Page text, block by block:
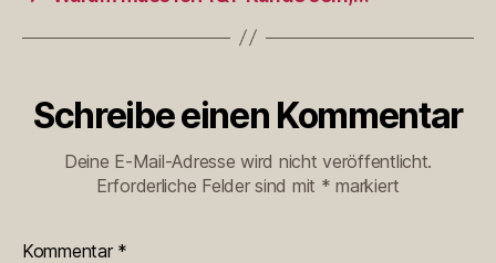
Schreibe einen Kommentar
Deine E-Mail-Adresse wird nicht veröffentlicht.
Erforderliche Felder sind mit * markiert
Kommentar *